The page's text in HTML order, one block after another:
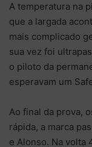
A temperatura na
que a largada
mais complicado
sua vez foi
o piloto da
esperavam um
Ao final da prova,
rápida, a marca
e Alonso. Na volta